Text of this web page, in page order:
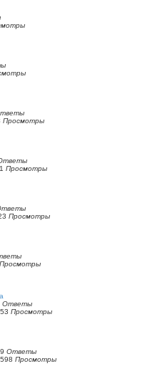
Просмотры
Просмотры
Просмотры
Просмотры
Ответы
Просмотры
Ответы
Просмотры